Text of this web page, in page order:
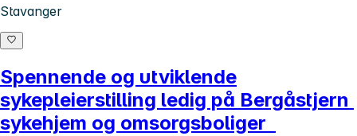
Stavanger
Spennende og utviklende
sykepleierstilling ledig på Bergåstjern
sykehjem og omsorgsboliger